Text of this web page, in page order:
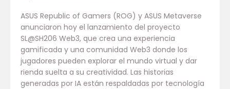
ASUS Republic of Gamers (ROG) y ASUS Metaverse
anunciaron hoy el lanzamiento del proyecto
SL@SH206 Web3, que crea una experiencia
gamificada y una comunidad Web3 donde los
jugadores pueden explorar el mundo virtual y dar
rienda suelta a su creatividad. Las historias
generadas por IA están respaldadas por tecnología